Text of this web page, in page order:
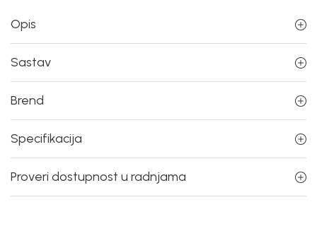
Opis
Sastav
Brend
Specifikacija
Proveri dostupnost u radnjama